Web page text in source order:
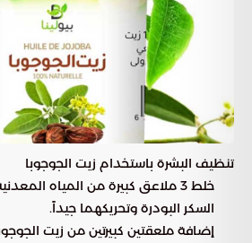
تنظيف البشرة باستخدام زيت الجوجوبا
السكر البودرة وتحريكهما جيداً.
إضافة ملعقتين كبيرتين من زيت